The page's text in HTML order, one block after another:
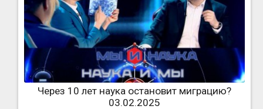
Через 10 лет наука остановит миграцию?
03.02.2025